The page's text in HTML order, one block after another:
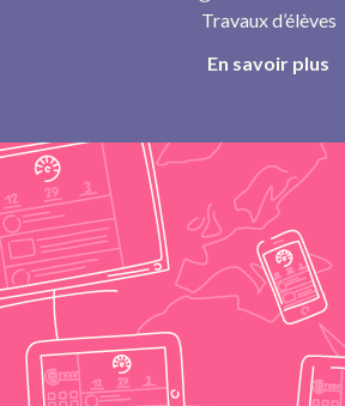
Travaux d’élèves
En savoir plus